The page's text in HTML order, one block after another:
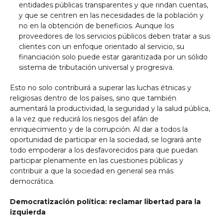
entidades públicas transparentes y que rindan cuentas,
y que se centren en las necesidades de la población y
no en la obtención de beneficios. Aunque los
proveedores de los servicios públicos deben tratar a sus
clientes con un enfoque orientado al servicio, su
financiación solo puede estar garantizada por un sólido
sistema de tributación universal y progresiva.
Esto no solo contribuirá a superar las luchas étnicas y
religiosas dentro de los países, sino que también
aumentará la productividad, la seguridad y la salud pública,
a la vez que reducirá los riesgos del afán de
enriquecimiento y de la corrupción. Al dar a todos la
oportunidad de participar en la sociedad, se logrará ante
todo empoderar a los desfavorecidos para que puedan
participar plenamente en las cuestiones públicas y
contribuir a que la sociedad en general sea más
democrática.
Democratización política: reclamar libertad para la
izquierda